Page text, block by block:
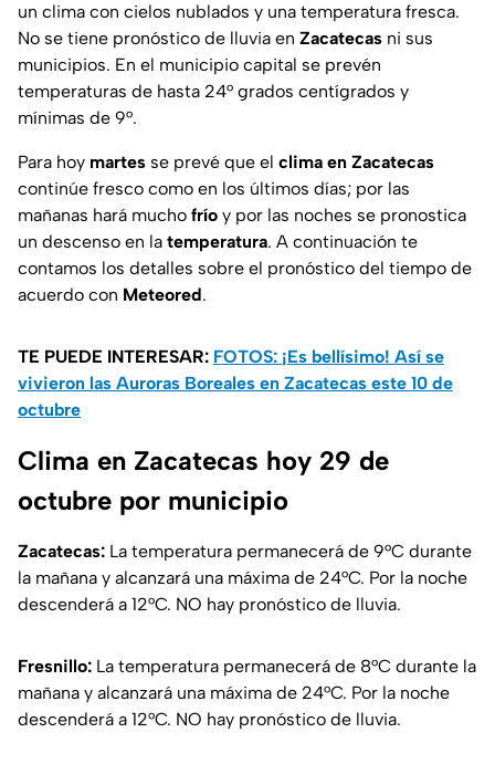
un clima con cielos nublados y una temperatura fresca.
No se tiene pronóstico de lluvia en Zacatecas ni sus
municipios. En el municipio capital se prevén
temperaturas de hasta 24° grados centígrados y
mínimas de 9°.
Para hoy martes se prevé que el clima en Zacatecas
continúe fresco como en los últimos días; por las
mañanas hará mucho frío y por las noches se pronostica
un descenso en la temperatura. A continuación te
contamos los detalles sobre el pronóstico del tiempo de
acuerdo con Meteored.
TE PUEDE INTERESAR: FOTOS: ¡Es bellísimo! Así se
vivieron las Auroras Boreales en Zacatecas este 10 de
octubre
Clima en Zacatecas hoy 29 de
octubre por municipio
Zacatecas: La temperatura permanecerá de 9°C durante
la mañana y alcanzará una máxima de 24°C. Por la noche
descenderá a 12°C. NO hay pronóstico de lluvia.
Fresnillo: La temperatura permanecerá de 8°C durante la
mañana y alcanzará una máxima de 24°C. Por la noche
descenderá a 12°C. NO hay pronóstico de lluvia.